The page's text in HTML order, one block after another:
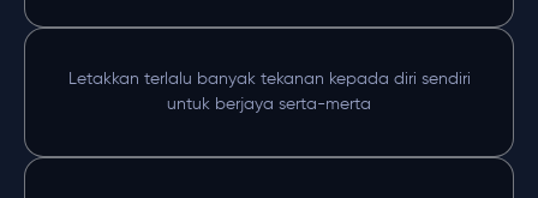
Letakkan terlalu banyak tekanan kepada diri sendiri
untuk berjaya serta-merta